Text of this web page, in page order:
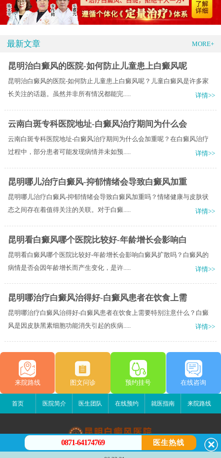
最新文章 MORE+
昆明治白癜风的医院-如何防止儿童患上白癜风呢
昆明治白癜风的医院-如何防止儿童患上白癜风呢？儿童白癜风是许多家
长关注的话题。虽然并非所有情况都能完.....
详情>>
云南白斑专科医院地址-白癜风治疗期间为什么会
云南白斑专科医院地址-白癜风治疗期间为什么会加重呢？在白癜风治疗
过程中，部分患者可能发现病情并未如预.....
详情>>
昆明哪儿治疗白癜风-抑郁情绪会导致白癜风加重
昆明哪儿治疗白癜风-抑郁情绪会导致白癜风加重吗？情绪健康与皮肤状
态之间存在着值得关注的关联。对于白癜.....
详情>>
昆明看白癜风哪个医院比较好-年龄增长会影响白
昆明看白癜风哪个医院比较好-年龄增长会影响白癜风扩散吗？白癜风的
病情是否会因年龄增长而产生变化，是许.....
详情>>
昆明哪治疗白癜风治得好-白癜风患者在饮食上需
昆明哪治疗白癜风治得好-白癜风患者在饮食上需要特别注意什么？白癜
风是因皮肤黑素细胞功能消失引起的疾病.....
详情>>
来院路线 图文问诊 预约挂号 在线咨询
首页 医院简介 医生团队 在线预约 就医指南 来院路线
昆明白癜风医院
0871-64174769 医生热线